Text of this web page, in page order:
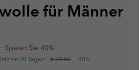
für Männer
Sparen Sie 40%
30 Tagen: € 30,00 -40%